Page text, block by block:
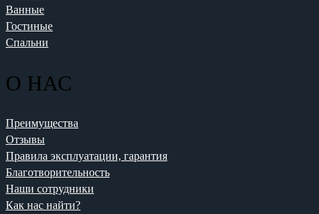
Ванные
Гостиные
Спальни
О НАС
Преимущества
Отзывы
Правила эксплуатации, гарантия
Благотворительность
Наши сотрудники
Как нас найти?